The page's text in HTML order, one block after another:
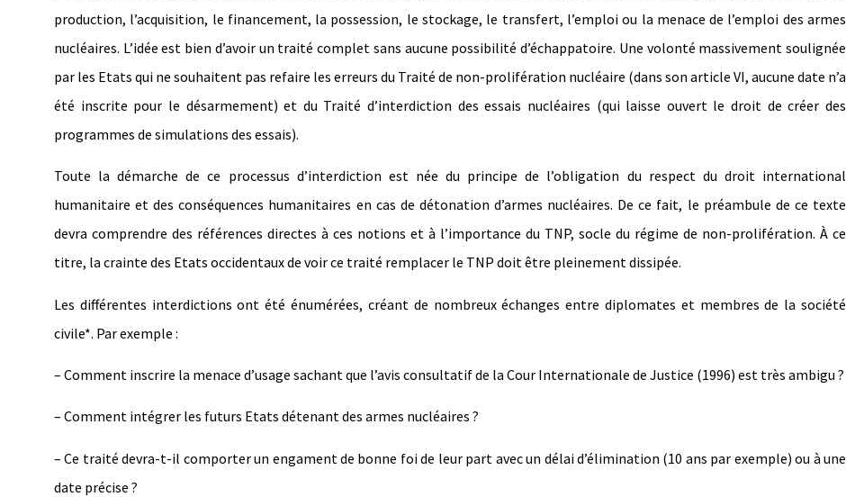
production, l’acquisition, le financement, la possession, le stockage, le transfert, l’emploi ou la menace de l’emploi des armes
nucléaires. L’idée est bien d’avoir un traité complet sans aucune possibilité d’échappatoire. Une volonté massivement soulignée
par les Etats qui ne souhaitent pas refaire les erreurs du Traité de non-prolifération nucléaire (dans son article VI, aucune date n’a
été inscrite pour le désarmement) et du Traité d’interdiction des essais nucléaires (qui laisse ouvert le droit de créer des
programmes de simulations des essais).
Toute la démarche de ce processus d’interdiction est née du principe de l’obligation du respect du droit international
humanitaire et des conséquences humanitaires en cas de détonation d’armes nucléaires. De ce fait, le préambule de ce texte
devra comprendre des références directes à ces notions et à l’importance du TNP, socle du régime de non-prolifération. À ce
titre, la crainte des Etats occidentaux de voir ce traité remplacer le TNP doit être pleinement dissipée.
Les différentes interdictions ont été énumérées, créant de nombreux échanges entre diplomates et membres de la société
civile*. Par exemple :
– Comment inscrire la menace d’usage sachant que l’avis consultatif de la Cour Internationale de Justice (1996) est très ambigu ?
– Comment intégrer les futurs Etats détenant des armes nucléaires ?
– Ce traité devra-t-il comporter un engament de bonne foi de leur part avec un délai d’élimination (10 ans par exemple) ou à une
date précise ?